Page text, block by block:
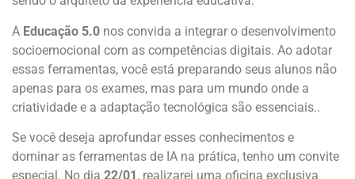
A Educação 5.0 nos convida a integrar o desenvolvimento
socioemocional com as competências digitais. Ao adotar
essas ferramentas, você está preparando seus alunos não
apenas para os exames, mas para um mundo onde a
criatividade e a adaptação tecnológica são essenciais..
Se você deseja aprofundar esses conhecimentos e
dominar as ferramentas de IA na prática, tenho um convite
especial. No dia 22/01, realizarei uma oficina exclusiva